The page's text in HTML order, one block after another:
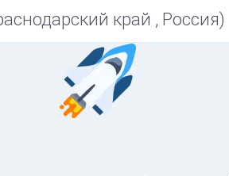
край , Россия)